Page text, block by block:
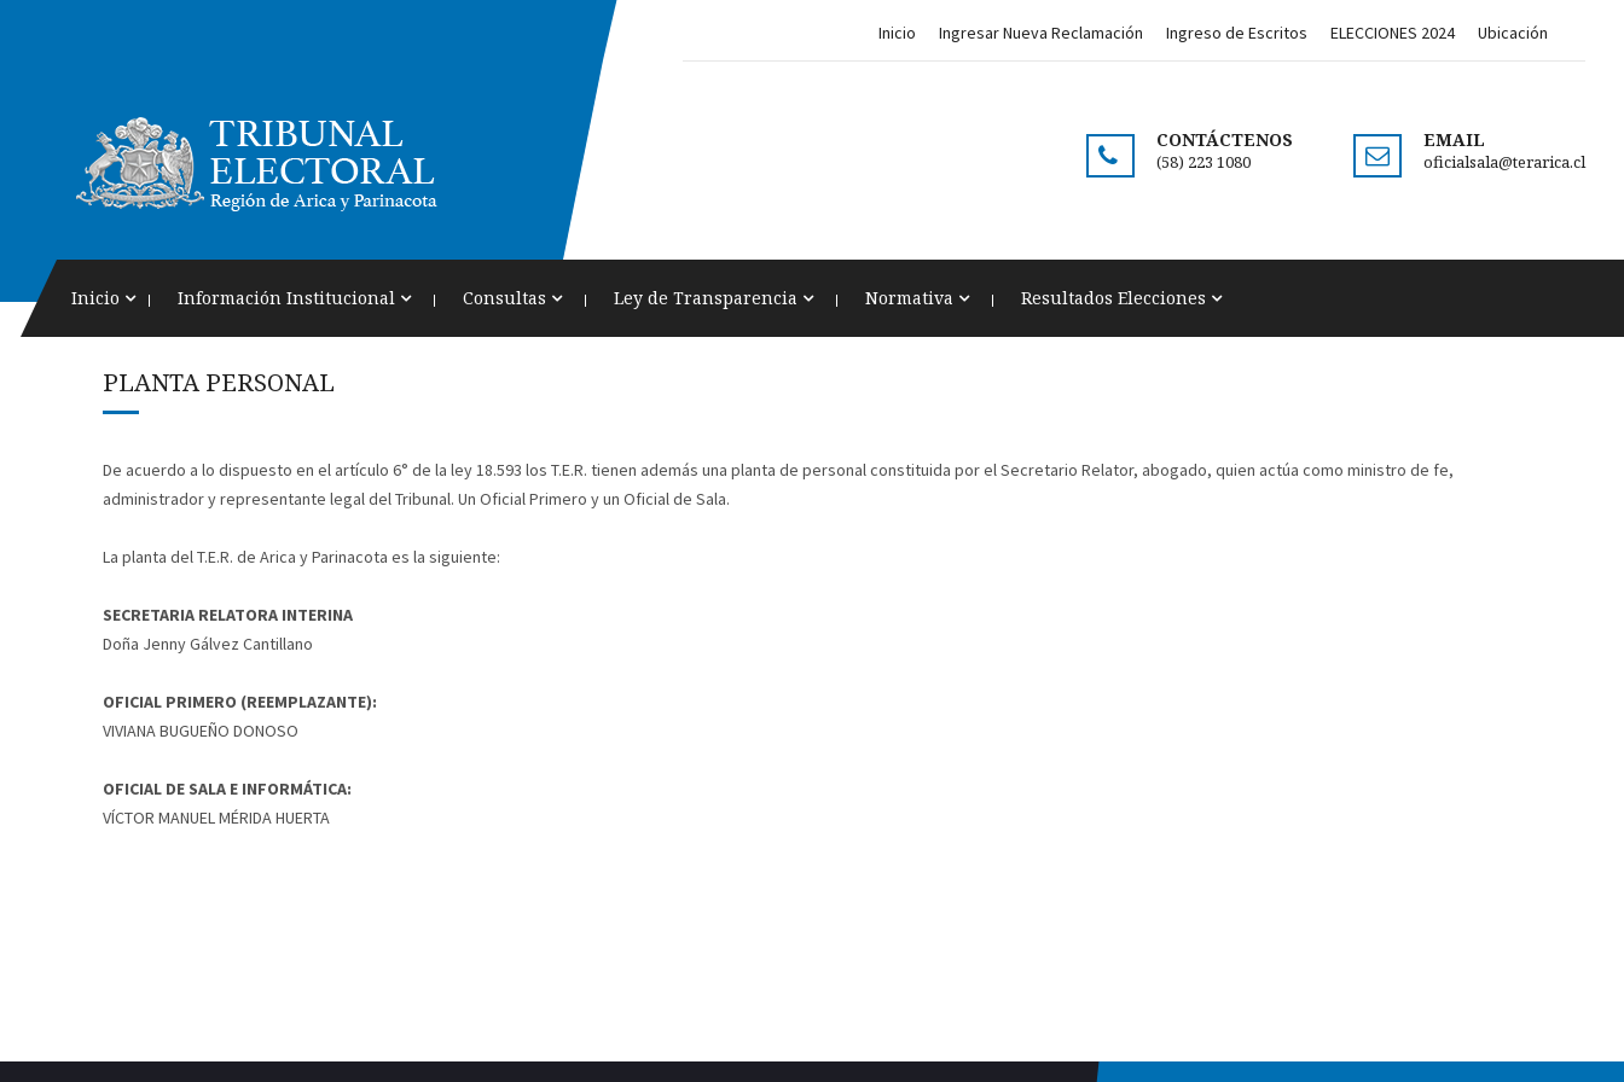
Inicio Ingresar Nueva Reclamación Ingreso de Escritos ELECCIONES 2024 Ubicación
CONTÁCTENOS
(58) 223 1080
EMAIL
oficialsala@terarica.cl
Inicio Información Institucional Consultas Ley de Transparencia Normativa Resultados Elecciones
PLANTA PERSONAL
De acuerdo a lo dispuesto en el artículo 6° de la ley 18.593 los T.E.R. tienen además una planta de personal constituida por el Secretario Relator, abogado, quien actúa como ministro de fe,
administrador y representante legal del Tribunal. Un Oficial Primero y un Oficial de Sala.
La planta del T.E.R. de Arica y Parinacota es la siguiente:
SECRETARIA RELATORA INTERINA
Doña Jenny Gálvez Cantillano
OFICIAL PRIMERO (REEMPLAZANTE):
VIVIANA BUGUEÑO DONOSO
OFICIAL DE SALA E INFORMÁTICA:
VÍCTOR MANUEL MÉRIDA HUERTA